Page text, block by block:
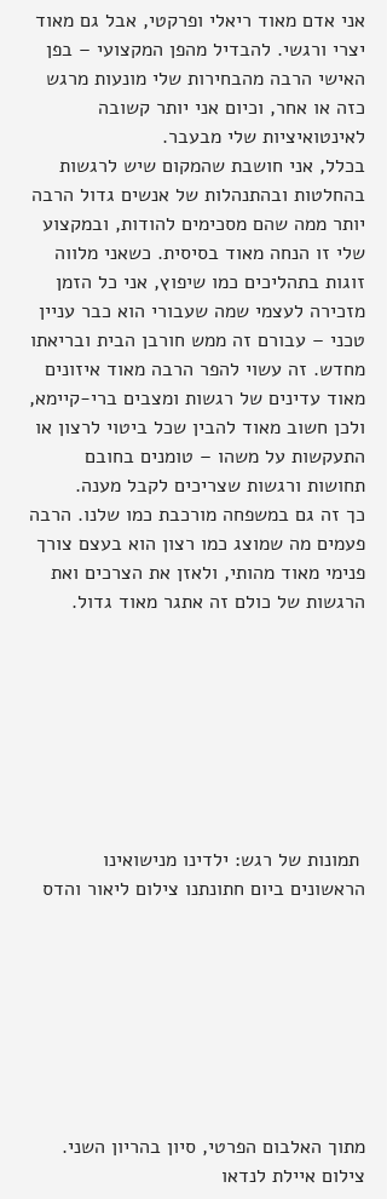
אני אדם מאוד ריאלי ופרקטי, אבל גם מאוד
יצרי ורגשי. להבדיל מהפן המקצועי – בפן
האישי הרבה מהבחירות שלי מונעות מרגש
כזה או אחר, וכיום אני יותר קשובה
לאינטואיציות שלי מבעבר.
בכלל, אני חושבת שהמקום שיש לרגשות
בהחלטות ובהתנהלות של אנשים גדול הרבה
יותר ממה שהם מסכימים להודות, ובמקצוע
שלי זו הנחה מאוד בסיסית. כשאני מלווה
זוגות בתהליכים כמו שיפוץ, אני כל הזמן
מזכירה לעצמי שמה שעבורי הוא כבר עניין
טכני – עבורם זה ממש חורבן הבית ובריאתו
מחדש. זה עשוי להפר הרבה מאוד איזונים
מאוד עדינים של רגשות ומצבים ברי-קיימא,
ולכן חשוב מאוד להבין שכל ביטוי לרצון או
התעקשות על משהו – טומנים בחובם
תחושות ורגשות שצריכים לקבל מענה.
כך זה גם במשפחה מורכבת כמו שלנו. הרבה
פעמים מה שמוצג כמו רצון הוא בעצם צורך
פנימי מאוד מהותי, ולאזן את הצרכים ואת
הרגשות של כולם זה אתגר מאוד גדול.
תמונות של רגש: ילדינו מנישואינו
הראשונים ביום חתונתנו צילום ליאור והדס
מתוך האלבום הפרטי, סיון בהריון השני.
צילום איילת לנדאו